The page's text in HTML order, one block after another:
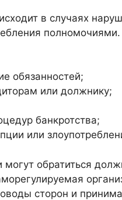
в случаях
обязанностей;
или должнику;
банкротства;
или
обратиться
сторон и